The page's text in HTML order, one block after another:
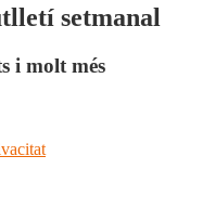
setmanal
i molt més